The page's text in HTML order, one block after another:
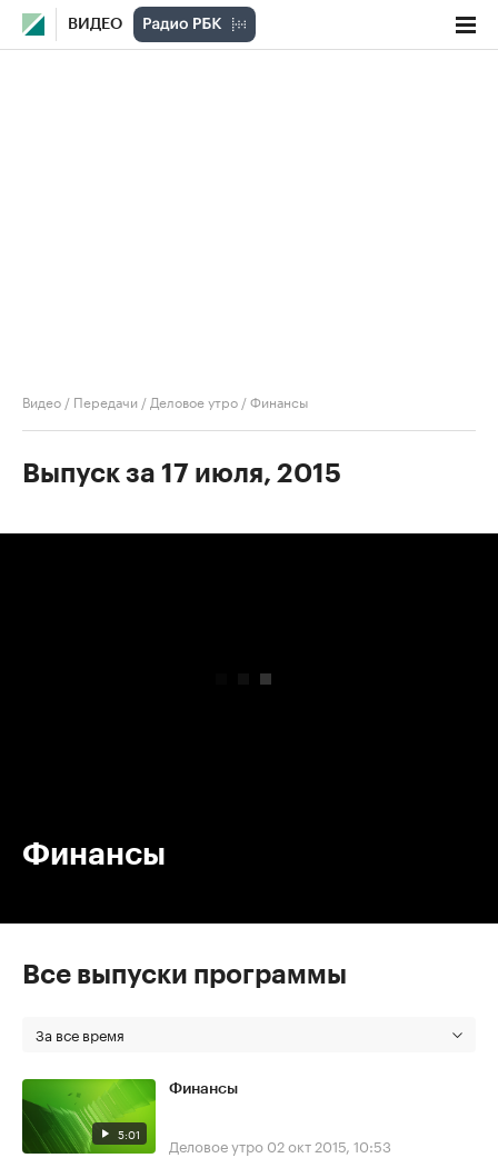
ВИДЕО
Видео / Передачи / Деловое утро /Финансы
Выпуск за 17 июля, 2015
Финансы
Все выпуски программы
За все время
5:01
Финансы
Деловое утро 02 окт 2015, 10:53